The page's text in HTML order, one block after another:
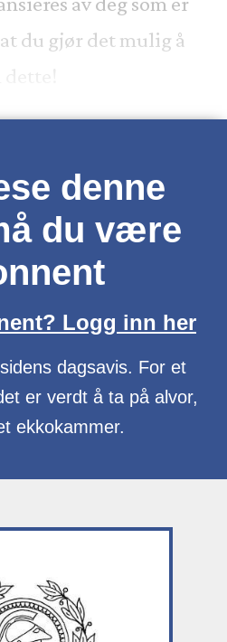
du gjør det mulig å
denne
du være
Logg inn her
dagsavis. For et
er verdt å ta på alvor,
ekkokammer.